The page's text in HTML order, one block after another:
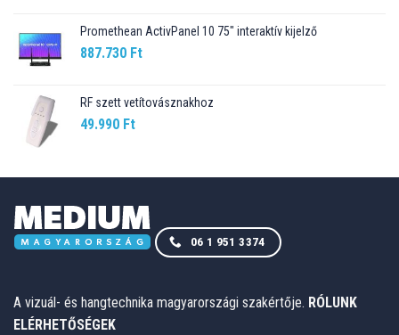
Promethean ActivPanel 10 75" interaktív kijelző
887.730 Ft
RF szett vetítovásznakhoz
49.990 Ft
06 1 951 3374
A vizuál- és hangtechnika magyarországi szakértője. RÓLUNK
ELÉRHETŐSÉGEK